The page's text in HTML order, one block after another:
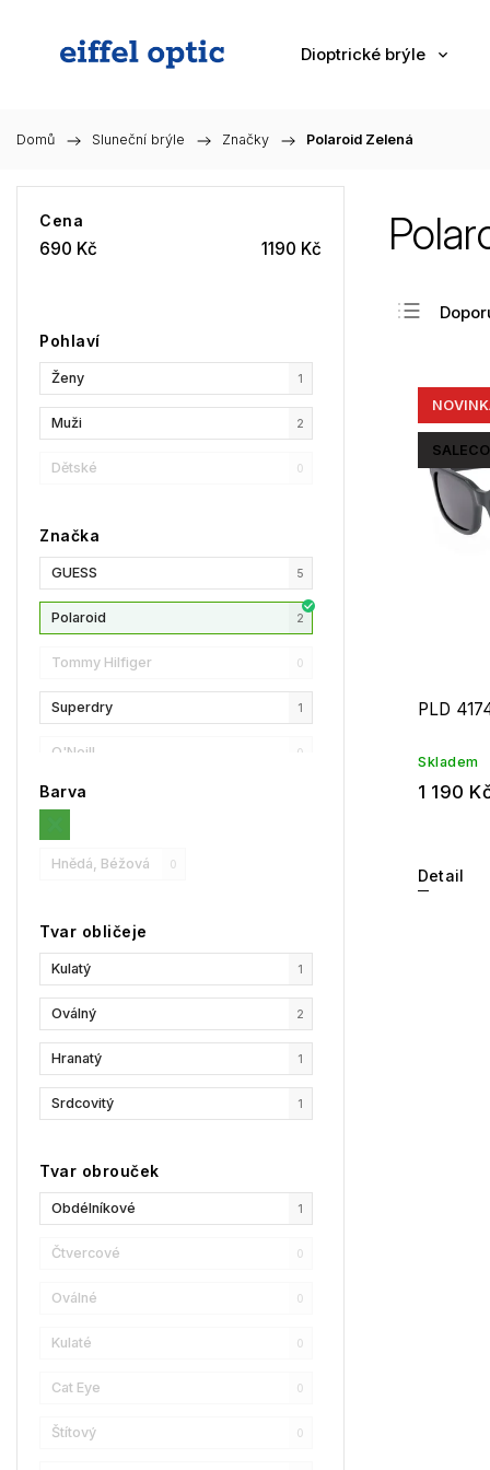
Dioptrické brýle
Domů / Sluneční brýle / Značky / Polaroid Zelená
Cena
690 Kč 1190 Kč
Pohlaví
Ženy 1
Muži 2
Dětské 0
Značka
GUESS 5
Polaroid 2
Tommy Hilfiger 0
Superdry 1
O'Neill 0
Esprit
GANT
Replay
Privé Revaux 0
GCDS 0
Liu Jo 0
MaxMara 0
Champion
Reebok
Oscar De La Renta
Donna Karan
DKNY
Calvin Klein
Barva
Hnědá, Béžová 0
Tvar obličeje
Kulatý 1
Oválný 2
Hranatý 1
Srdcovitý 1
Tvar obrouček
Obdélníkové 1
Čtvercové 0
Oválné 0
Kulaté 0
Cat Eye 0
Štítový 0
PLD
Skladem
1 190
Detail